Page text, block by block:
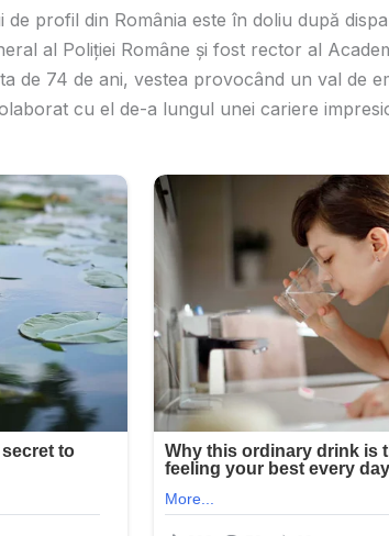
de profil din România este în doliu după
al Poliției Române și fost rector al
de 74 de ani, vestea provocând un val de
cu el de-a lungul unei cariere